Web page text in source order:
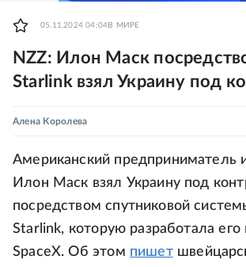
05.11.2024 04:04 В МИРЕ
NZZ: Илон Маск
Starlink взял Украину под
Алена Королева
Американский предприниматель
Илон Маск взял Украину под
посредством спутниковой
Starlink, которую разработала его
SpaceX. Об этом пишет